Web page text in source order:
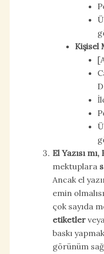
Kişisel
El Yazısı
mektuplara
Ancak el
emin
çok sayıda
etiketler
baskı
görünüm